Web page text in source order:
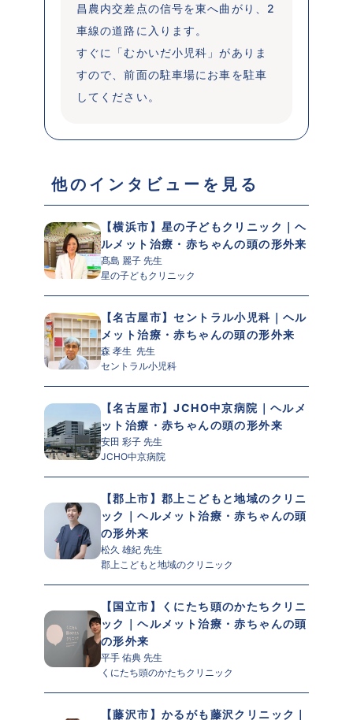
昌農内交差点の信号を東へ曲がり、2
車線の道路に入ります。
すぐに「むかいだ小児科」がありま
すので、前面の駐車場にお車を駐車
してください。
他のインタビューを見る
【横浜市】星の子どもクリニック｜ヘ
ルメット治療・赤ちゃんの頭の形外来
髙島 麗子 先生
星の子どもクリニック
【名古屋市】セントラル小児科｜ヘル
メット治療・赤ちゃんの頭の形外来
森 孝生  先生
セントラル小児科
【名古屋市】JCHO中京病院｜ヘルメ
ット治療・赤ちゃんの頭の形外来
安田 彩子 先生
JCHO中京病院
【郡上市】郡上こどもと地域のクリニ
ック｜ヘルメット治療・赤ちゃんの頭
の形外来
松久 雄紀 先生
郡上こどもと地域のクリニック
【国立市】くにたち頭のかたちクリニ
ック｜ヘルメット治療・赤ちゃんの頭
の形外来
平手 佑典 先生
くにたち頭のかたちクリニック
【藤沢市】かるがも藤沢クリニック｜